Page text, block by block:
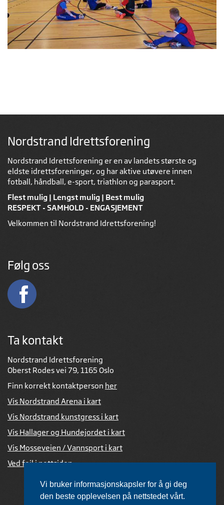
Vi bruker informasjonskapsler for å gi deg
den beste opplevelsen på nettstedet vårt.
Nordstrand Idrettsforening
Nordstrand Idrettsforening er en av landets største og
eldste idrettsforeninger, og har aktive utøvere innen
fotball, håndball, e-sport, triathlon og parasport.
Flest mulig | Lengst mulig | Best mulig
RESPEKT - SAMHOLD - ENGASJEMENT
Velkommen til Nordstrand Idrettsforening!
Følg oss
Ta kontakt
Nordstrand Idrettsforening
Oberst Rodes vei 79, 1165 Oslo
Finn korrekt kontaktperson her
Vis Nordstrand Arena i kart
Vis Nordstrand kunstgress i kart
Vis Hallager og Hundejordet i kart
Vis Mosseveien / Vannsport i kart
Ved feil i nettsiden